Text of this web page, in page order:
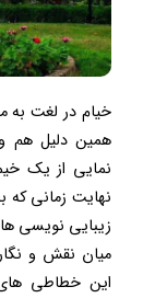
خیام در لغت به
همین دلیل هم
نمایی از یک
نهایت زمانی که
زیبایی نویسی
میان نقش و
این خطاطی